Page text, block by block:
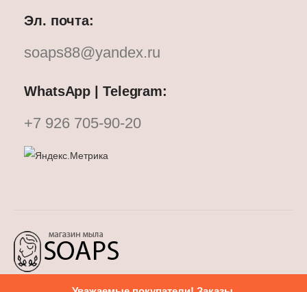
Эл. почта:
soaps88@yandex.ru
WhatsApp | Telegram:
+7 926 705-90-20